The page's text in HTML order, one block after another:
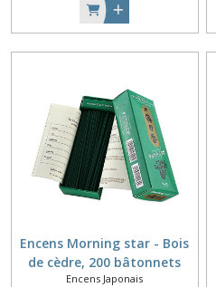
Encens Morning star - Bois
de cèdre, 200 bâtonnets
Encens Japonais